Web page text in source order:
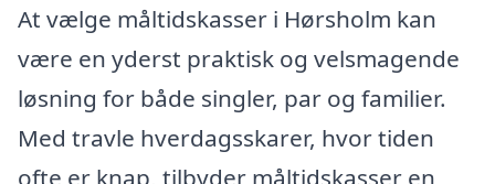
At vælge måltidskasser i Hørsholm kan
være en yderst praktisk og velsmagende
løsning for både singler, par og familier.
Med travle hverdagsskarer, hvor tiden
ofte er knap, tilbyder måltidskasser en